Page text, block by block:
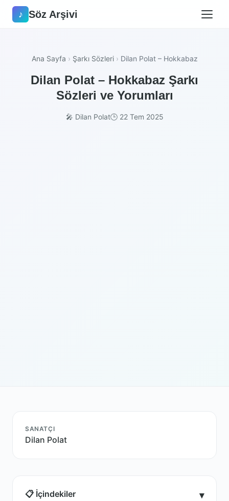
♪ Söz Arşivi
Ana Sayfa › Şarkı Sözleri › Dilan Polat – Hokkabaz
Dilan Polat – Hokkabaz Şarkı
Sözleri ve Yorumları
🎤 Dilan Polat🕒 22 Tem 2025
SANATÇI
Dilan Polat
📋 İçindekiler ▾